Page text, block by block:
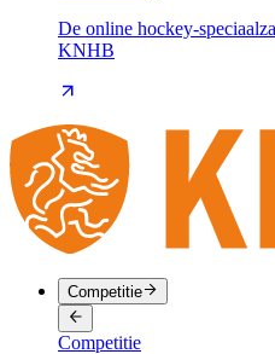
De online hockey-
KNHB
Competitie
Competitie